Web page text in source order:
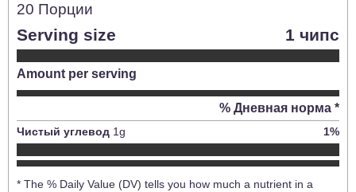
20 Порции
Serving size 1 чипс
Amount per serving
% Дневная норма *
Чистый углевод 1g 1%
* The % Daily Value (DV) tells you how much a nutrient in a